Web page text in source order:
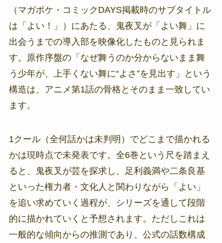
（マガポケ・コミックDAYS掲載時のサブタイトル
は「よい！」）にあたる、鬼夜叉が「よい舞」に
出会うまでの導入部を映像化したものと見られま
す。原作序盤の「なぜ舞うのか分からないまま舞
う少年が、上手くない舞に“よさ”を見出す」という
構造は、アニメ第1話の骨格とそのまま一致してい
ます。
1クール（全何話かは未判明）でどこまで描かれる
かは現時点で未発表です。全6巻という尺を踏まえ
ると、鬼夜叉が芸を探求し、足利義満や二条良基
といった権力者・文化人と関わりながら「よい」
を追い求めていく過程が、シリーズを通して段階
的に描かれていくと予想されます。ただしこれは
一般的な傾向からの推測であり、公式の話数構成